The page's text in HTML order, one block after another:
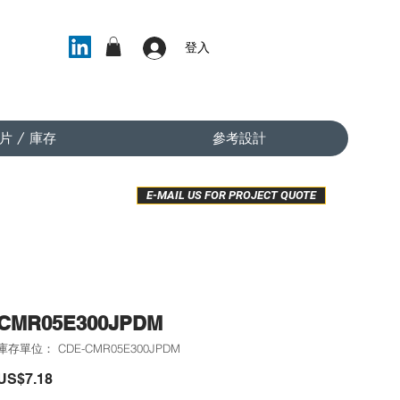
登入
/ 庫存 參考設計
存單位： CDE-CMR05E300JPDM
價
E-MAIL US FOR PROJECT QUOTE